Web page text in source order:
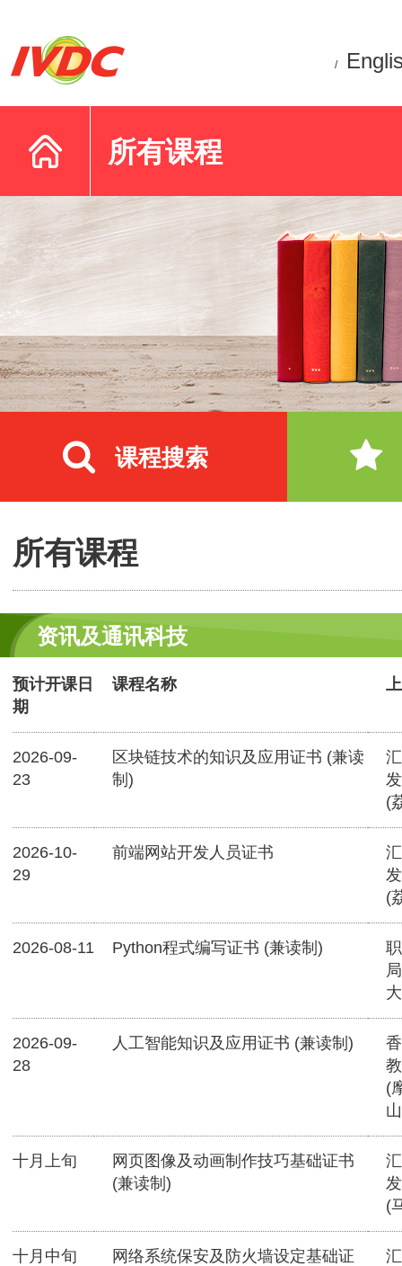
/
所有课程
课程搜索
所有课程
资讯及通讯科技
预计开课日
期
课程名称
2026-09-
23
区块链技术的知识及应用证书 (兼读
制)
(
2026-10-
29
前端网站开发人员证书
(
2026-08-11 Python程式编写证书 (兼读制)
2026-09-
28
人工智能知识及应用证书 (兼读制)
(
十月上旬
网页图像及动画制作技巧基础证书
(兼读制)
(
十月中旬
网络系统保安及防火墙设定基础证